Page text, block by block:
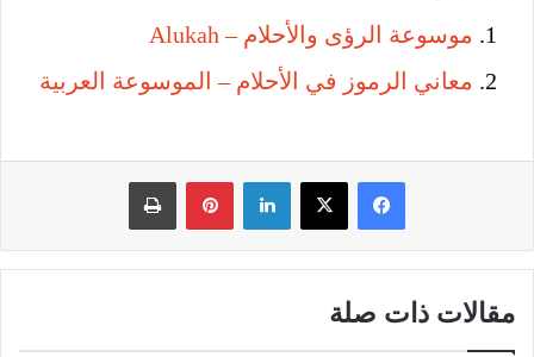
موسوعة الرؤى والأحلام – Alukah
معاني الرموز في الأحلام – الموسوعة العربية
فيسبوك لينكدإن بينتيريست
مقالات ذات صلة